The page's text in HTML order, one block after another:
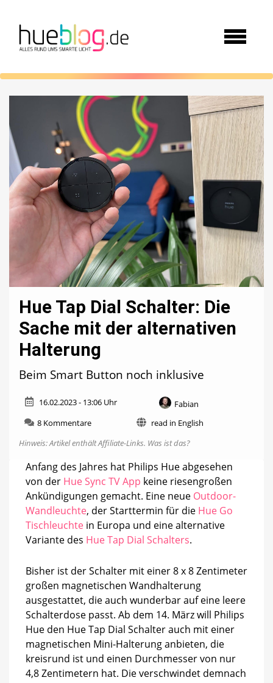
Hue Tap Dial Schalter: Die
Sache mit der alternativen
Halterung
Beim Smart Button noch inklusive
16.02.2023 - 13:06 Uhr
Fabian
8 Kommentarezu
Tap
Schalter:
Die
Sache
mit
der
alternativen
Halterung
read in English
Hinweis: Artikel enthält Affiliate-Links. Was ist das?
Anfang des Jahres hat Philips Hue abgesehen
von der Hue Sync TV App keine riesengroßen
Ankündigungen gemacht. Eine neue Outdoor-
Wandleuchte, der Starttermin für die Hue Go
Tischleuchte in Europa und eine alternative
Variante des Hue Tap Dial Schalters.
Bisher ist der Schalter mit einer 8 x 8 Zentimeter
großen magnetischen Wandhalterung
ausgestattet, die auch wunderbar auf eine leere
Schalterdose passt. Ab dem 14. März will Philips
Hue den Hue Tap Dial Schalter auch mit einer
magnetischen Mini-Halterung anbieten, die
kreisrund ist und einen Durchmesser von nur
4,8 Zentimetern hat. Die verschwindet demnach